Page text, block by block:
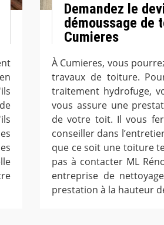
Demandez le
démoussage de
Cumieres
À Cumieres, vous
travaux de toiture.
traitement hydrofuge,
vous assure une
de votre toit. Il vous
conseiller dans
que ce soit une toiture
pas à contacter ML
entreprise de
prestation à la hauteur